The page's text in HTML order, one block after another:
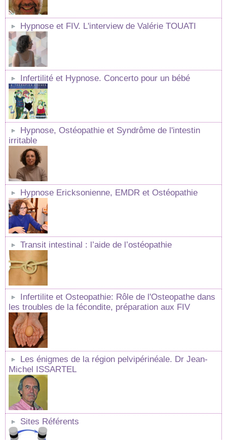
Hypnose et FIV. L'interview de Valérie TOUATI
Infertilité et Hypnose. Concerto pour un bébé
Hypnose, Ostéopathie et Syndrôme de l'intestin
irritable
Hypnose Ericksonienne, EMDR et Ostéopathie
Transit intestinal : l’aide de l’ostéopathie
Infertilite et Osteopathie: Rôle de l'Osteopathe dans
les troubles de la fécondite, préparation aux FIV
Les énigmes de la région pelvipérinéale. Dr Jean-
Michel ISSARTEL
Sites Référents